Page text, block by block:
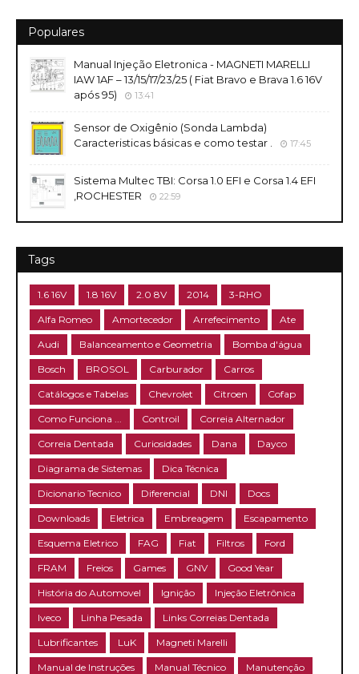
Populares
Manual Injeção Eletronica - MAGNETI MARELLI
IAW 1AF – 13/15/17/23/25 ( Fiat Bravo e Brava 1.6 16V
após 95)
13:41
Sensor de Oxigênio (Sonda Lambda)
Caracteristicas básicas e como testar .
17:45
Sistema Multec TBI: Corsa 1.0 EFI e Corsa 1.4 EFI
,ROCHESTER
22:59
Tags
1.6 16V 1.8 16V 2.0 8V 2014 3-RHO
Alfa Romeo Amortecedor Arrefecimento Ate
Audi Balanceamento e Geometria Bomba d'água
Bosch BROSOL Carburador Carros
Catálogos e Tabelas Chevrolet Citroen Cofap
Como Funciona ... Controil Correia Alternador
Correia Dentada Curiosidades Dana Dayco
Diagrama de Sistemas Dica Técnica
Dicionario Tecnico Diferencial DNI Docs
Downloads Eletrica Embreagem Escapamento
Esquema Eletrico FAG Fiat Filtros Ford
FRAM Freios Games GNV Good Year
História do Automovel Ignição Injeção Eletrônica
Iveco Linha Pesada Links Correias Dentada
Lubrificantes LuK Magneti Marelli
Manual de Instruções Manual Técnico Manutenção